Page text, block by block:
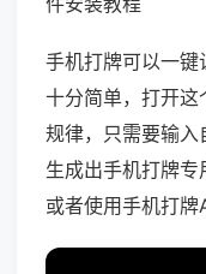
手机打牌可以一键
十分简单，打开
规律，只需要输入
生成出手机打牌
或者使用手机打牌